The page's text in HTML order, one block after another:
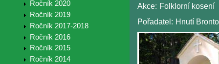
Ročník 2020
Ročník 2019
Ročník 2017-2018
Ročník 2016
Ročník 2015
Ročník 2014
Akce: Folklorní kosení
Pořadatel: Hnutí